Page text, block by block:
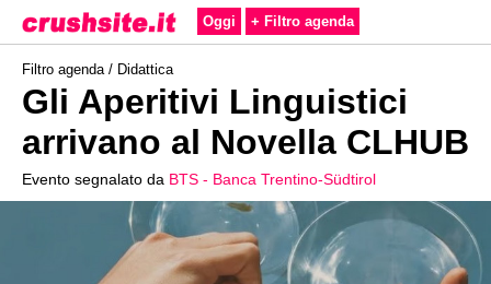
Oggi + Filtro agenda
Filtro agenda / Didattica
Gli Aperitivi Linguistici
arrivano al Novella CLHUB
Evento segnalato da BTS - Banca Trentino-Südtirol